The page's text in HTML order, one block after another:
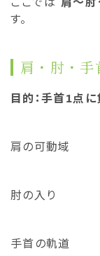
す。
肩・肘・手
目的：手首1点
肩の可動域
肘の入り
手首の軌道